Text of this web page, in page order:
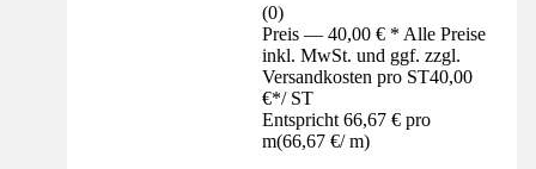
(0)
Preis — 40,00 € * Alle Preise
inkl. MwSt. und ggf. zzgl.
Versandkosten pro ST40,00
€*/ ST
Entspricht 66,67 € pro
m(66,67 €/ m)